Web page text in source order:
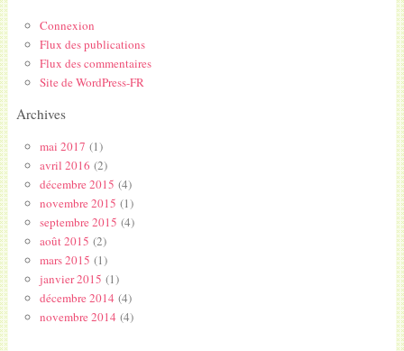
Connexion
Flux des publications
Flux des commentaires
Site de WordPress-FR
Archives
mai 2017 (1)
avril 2016 (2)
décembre 2015 (4)
novembre 2015 (1)
septembre 2015 (4)
août 2015 (2)
mars 2015 (1)
janvier 2015 (1)
décembre 2014(4)
novembre 2014(4)